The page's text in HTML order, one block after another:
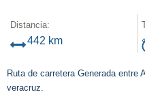
Distancia:
442 km
Ruta de carretera Generada
veracruz.